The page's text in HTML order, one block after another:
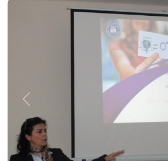
Next